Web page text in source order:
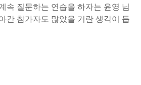
속 질문하는 연습을 하자는 윤영 님
간 참가자도 많았을 거란 생각이 듭